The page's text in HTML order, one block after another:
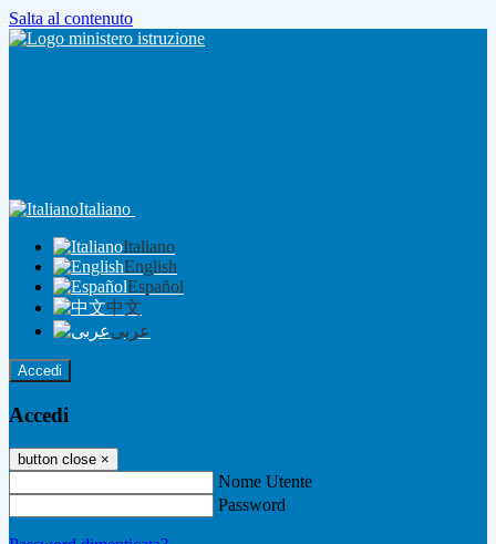
Salta al contenuto
Italiano
Italiano
English
Español
中文
عربى
Accedi
Accedi
button close ×
Nome Utente
Password